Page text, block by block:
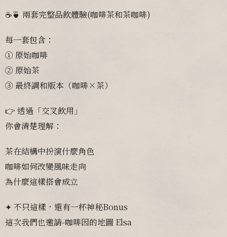
☕🍵 兩套完整品飲體驗(咖啡茶和茶咖啡)
每一套包含：
① 原始咖啡
② 原始茶
③ 最終調和版本（咖啡×茶）
👉 透過「交叉飲用」
你會清楚理解：
茶在結構中扮演什麼角色
咖啡如何改變風味走向
為什麼這樣搭會成立
✦ 不只這樣，還有一杯神秘Bonus
這次我們也邀請-咖啡因的地圖 Elsa